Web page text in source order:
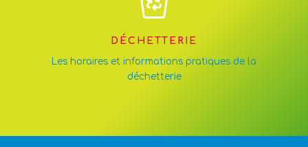
DÉCHETTERIE
Les horaires et informations pratiques de la
déchetterie